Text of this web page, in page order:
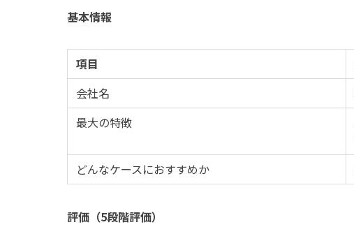
基本情報
項目
会社名
最大の特徴
どんなケースにおすすめか
評価（5段階評価）